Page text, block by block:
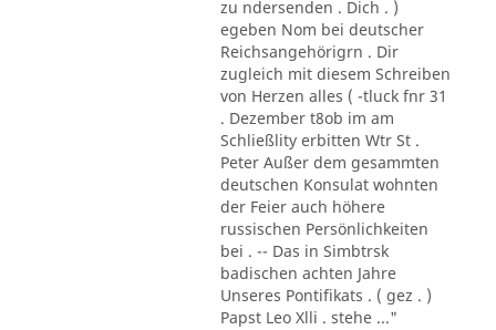
zu ndersenden . Dich . )
egeben Nom bei deutscher
Reichsangehörigrn . Dir
zugleich mit diesem Schreiben
von Herzen alles ( -tluck fnr 31
. Dezember t8ob im am
Schließlity erbitten Wtr St .
Peter Außer dem gesammten
deutschen Konsulat wohnten
der Feier auch höhere
russischen Persönlichkeiten
bei . -- Das in Simbtrsk
badischen achten Jahre
Unseres Pontifikats . ( gez . )
Papst Leo Xlli . stehe ..."